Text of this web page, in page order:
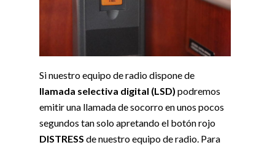
Si nuestro equipo de radio dispone de
llamada selectiva digital (LSD) podremos
emitir una llamada de socorro en unos pocos
segundos tan solo apretando el botón rojo
DISTRESS de nuestro equipo de radio. Para